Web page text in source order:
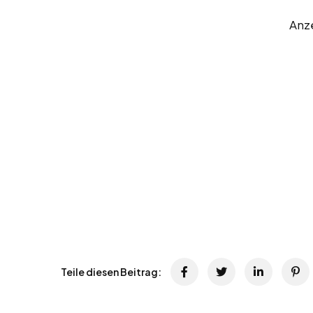
Teile diesen Beitrag: